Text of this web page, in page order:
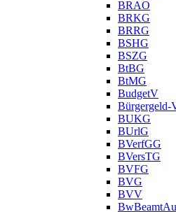
BRAO
BRKG
BRRG
BSHG
BSZG
BtBG
BtMG
BudgetV
Bürgergeld-
BUKG
BUrlG
BVerfGG
BVersTG
BVFG
BVG
BVV